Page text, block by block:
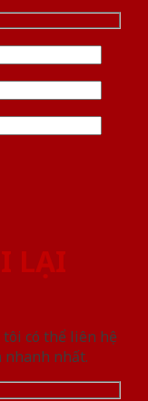
LẠI
có thể liên hệ
nhất.